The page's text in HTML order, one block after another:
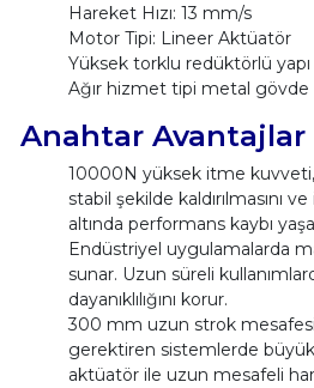
Hareket Hızı: 13 mm/s
Motor Tipi: Lineer Aktüatör
Yüksek torklu redüktörlü yapı
Ağır hizmet tipi metal gövde
Anahtar Avantajlar
10000N yüksek itme
stabil şekilde kaldırılmasını
altında performans kaybı
Endüstriyel uygulamalarda
sunar. Uzun süreli
dayanıklılığını korur.
300 mm uzun strok
gerektiren sistemlerde
aktüatör ile uzun mesafeli